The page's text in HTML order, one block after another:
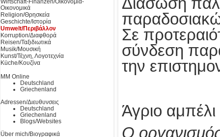
Wirtschaft-Finanzen/Οικονομία-
Οικονομικά
Religion/Θρησκεία
Geschichte/Ιστορία
Umwelt/Περιβάλλον
Korruption/Διαφθορά
Reisen/Ταξιδιωτικά
Musik/Μουσική
Kunst/Τέχνη, Λογοτεχνία
Küche/Κουζίνα
MM Online
Deutschland
Griechenland
Adressen/Διευθυνσεις
Deutschland
Griechenland
Blogs/Websites
Über mich/Βιογραφικά
Διάσωση
Σε
σύνδεση
την
Άγριο
Ο